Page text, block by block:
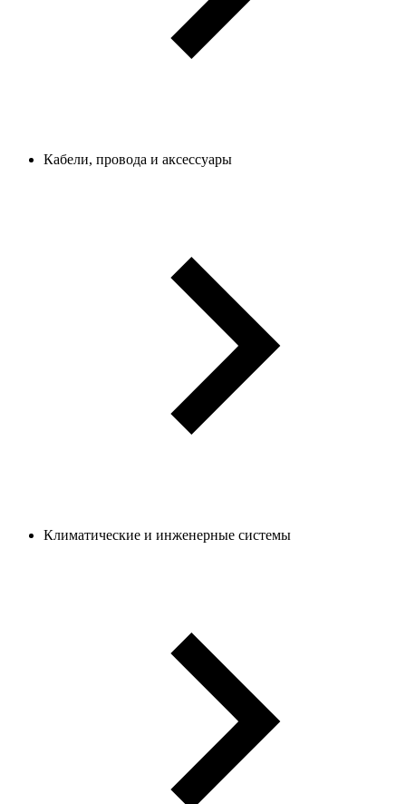
Кабели, провода и аксессуары
Климатические и инженерные системы